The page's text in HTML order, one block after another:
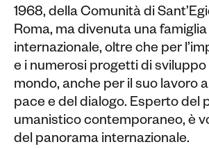
1968, della Comunità di
Roma, ma divenuta una famiglia
internazionale, oltre che per
e i numerosi progetti di sviluppo
mondo, anche per il suo lavoro
pace e del dialogo. Esperto del
umanistico contemporaneo, è
del panorama internazionale.